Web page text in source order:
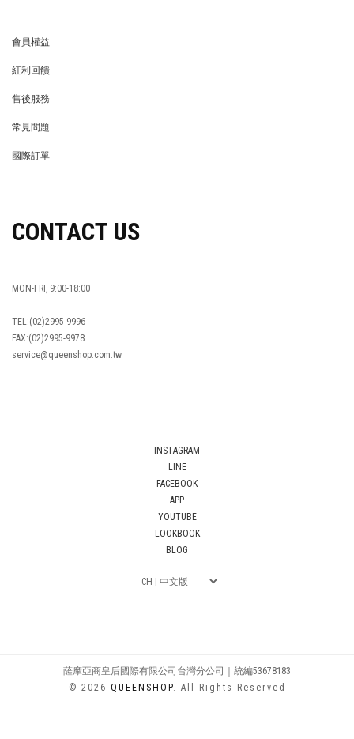
會員權益
紅利回饋
售後服務
常見問題
國際訂單
CONTACT US
MON-FRI, 9:00-18:00
TEL:(02)2995-9996
FAX:(02)2995-9978
service@queenshop.com.tw
INSTAGRAM
LINE
FACEBOOK
APP
YOUTUBE
LOOKBOOK
BLOG
薩摩亞商皇后國際有限公司台灣分公司｜統編53678183
© 2026 QUEENSHOP. All Rights Reserved